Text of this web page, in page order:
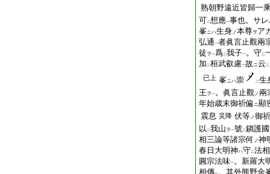
熟朝野遠近皆歸一
可二想應一事也。サ
峯ニハ生身ノ本尊ヲ ア
弘通一者眞言止觀兩
徒 ヲ一爲二我子一。守二
加 二桓武叡慮一故ニ云 二
已上 峯ニハ崇 二生
王 ヲ一。眞言止觀ノ兩
年始歳末御祈偏ニ顯
震息 災降 伏等ノ御
以 二我山 ヲ一號二鎭護
相三論等諸宗何 ノ神
春日大明神ハ守二法
圓宗法味一。新羅大
相傳 。其外熊野金